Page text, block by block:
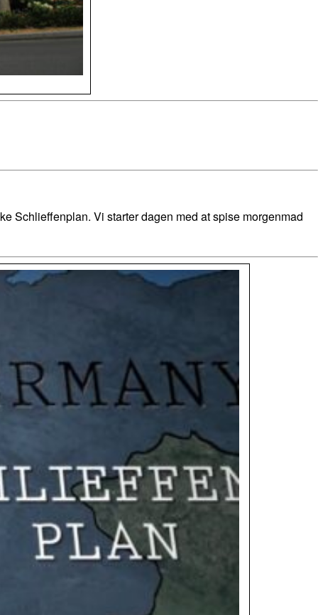
Schlieffenplan. Vi starter dagen med at spise morgenmad